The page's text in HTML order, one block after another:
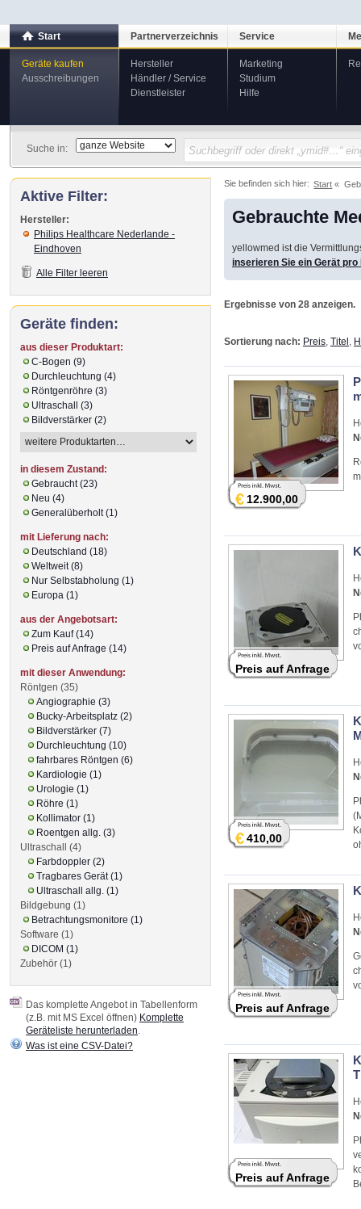
Start
Geräte kaufen
Ausschreibungen
Partnerverzeichnis
Hersteller
Händler / Service
Dienstleister
Service
Marketing
Studium
Hilfe
Suche in:
Sie befinden sich hier: Start
Gebrauchte
yellowmed ist die
inserieren Sie ein Gerät
Ergebnisse von 28 anzeigen.
Sortierung nach: Preis Titel
€12.900,00
Preis auf Anfrage
€410,00
Preis auf Anfrage
Preis auf Anfrage
Aktive Filter:
Hersteller:
Philips Healthcare Nederlande -
Eindhoven
Alle Filter leeren
Geräte finden:
aus dieser Produktart:
C-Bogen (9)
Durchleuchtung (4)
Röntgenröhre (3)
Ultraschall (3)
Bildverstärker (2)
in diesem Zustand:
Gebraucht (23)
Neu (4)
Generalüberholt (1)
mit Lieferung nach:
Deutschland (18)
Weltweit (8)
Nur Selbstabholung (1)
Europa (1)
aus der Angebotsart:
Zum Kauf (14)
Preis auf Anfrage (14)
mit dieser Anwendung:
Röntgen (35)
Angiographie (3)
Bucky-Arbeitsplatz (2)
Bildverstärker (7)
Durchleuchtung (10)
fahrbares Röntgen (6)
Kardiologie (1)
Urologie (1)
Röhre (1)
Kollimator (1)
Roentgen allg. (3)
Ultraschall (4)
Farbdoppler (2)
Tragbares Gerät (1)
Ultraschall allg. (1)
Bildgebung (1)
Betrachtungsmonitore (1)
Software (1)
DICOM (1)
Zubehör (1)
Das komplette Angebot in Tabellenform
(z.B. mit MS Excel öffnen) Komplette
Geräteliste herunterladen
Was ist eine CSV-Datei?